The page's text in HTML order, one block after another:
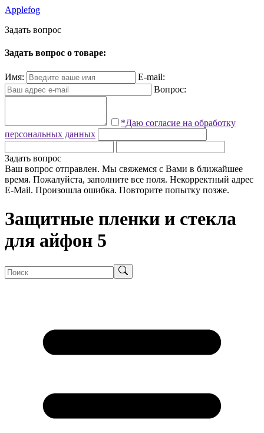
Applefog
Задать вопрос
Задать вопрос о товаре:
Имя:
E-mail:
Вопрос:
*Даю согласие на обработку
персональных данных
Задать вопрос
Ваш вопрос отправлен. Мы свяжемся с Вами в ближайшее
время. Пожалуйста, заполните все поля. Некорректный адрес
E-Mail. Произошла ошибка. Повторите попытку позже.
Защитные пленки и стекла
для айфон 5